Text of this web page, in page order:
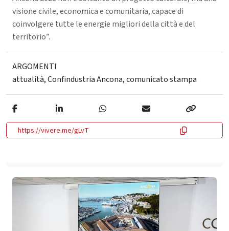
visione civile, economica e comunitaria, capace di
coinvolgere tutte le energie migliori della città e del
territorio”.
ARGOMENTI
attualità,Confindustria Ancona,comunicato stampa
https://vivere.me/gLvT